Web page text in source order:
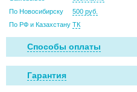
По Новосибирску
500 руб.
По РФ и Казахстану ТК
Способы оплаты
Гарантия